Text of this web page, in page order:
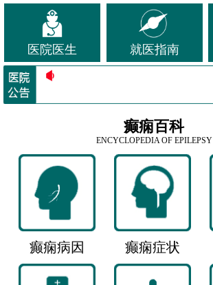
医院医生 就医指南
癫痫百科
ENCYCLOPEDIA OF EPILEPSY
癫痫病因 癫痫症状